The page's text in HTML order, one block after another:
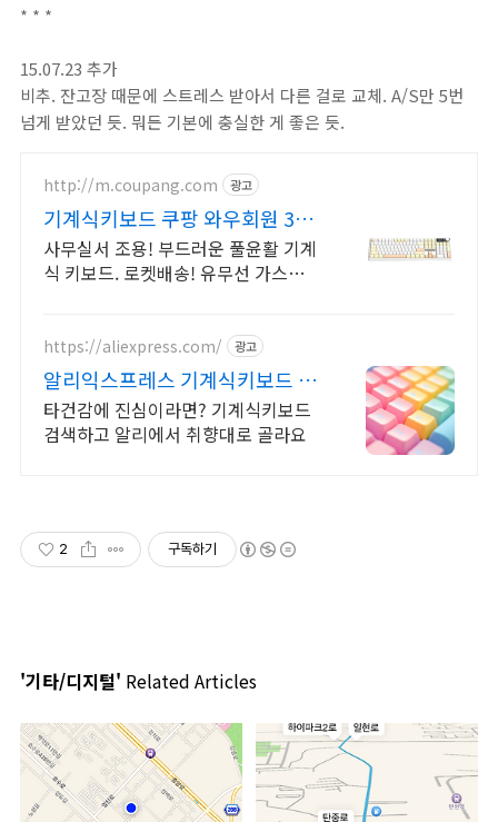
* * *
15.07.23 추가
비추. 잔고장 때문에 스트레스 받아서 다른 걸로 교체. A/S만 5번
넘게 받았던 듯. 뭐든 기본에 충실한 게 좋은 듯.
http://m.coupang.com 광고
기계식키보드 쿠팡 와우회원 30
일 반품
사무실서 조용! 부드러운 풀윤활 기계
식 키보드. 로켓배송! 유무선 가스켓
https://aliexpress.com/ 광고
알리익스프레스 기계식키보드 내
맘에 쏙드는 오늘의 특가
타건감에 진심이라면? 기계식키보드
검색하고 알리에서 취향대로 골라요
2 구독하기
'기타/디지털' Related Articles